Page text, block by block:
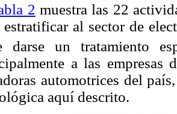
2 muestra las 22
estratificar al sector de
darse un tratamiento
a las empresas
automotrices del
aquí descrito.